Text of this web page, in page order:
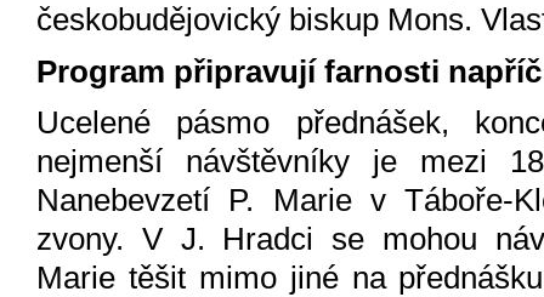
českobudějovický biskup Mons.
Program připravují farnosti
Ucelené pásmo přednášek,
nejmenší návštěvníky je mezi
Nanebevzetí P. Marie v Táboře-
zvony. V J. Hradci se mohou
Marie těšit mimo jiné na